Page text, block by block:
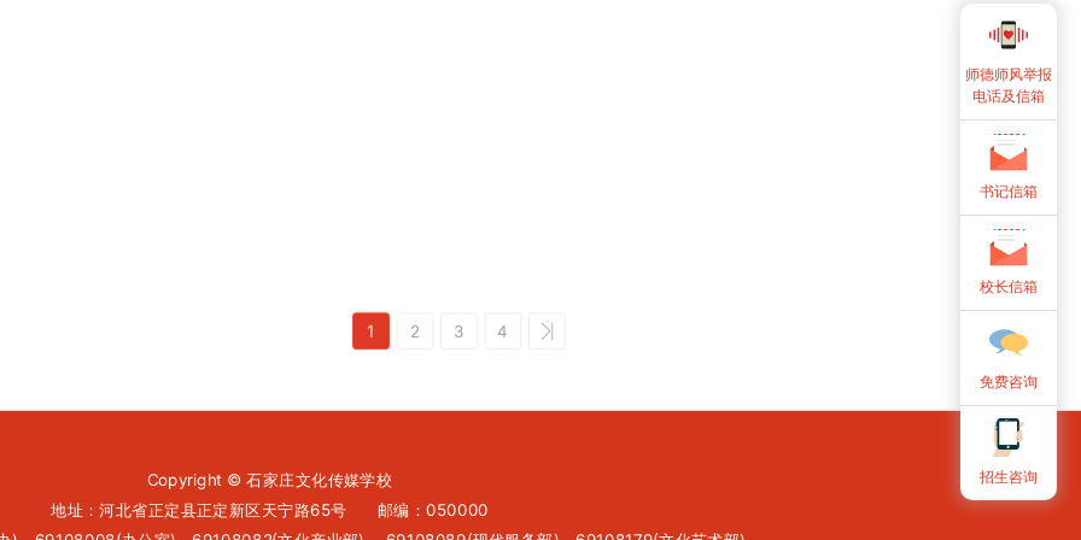
1 2 3 4
Copyright © 石家庄文化传媒学校
地址：河北省正定县正定新区天宁路65号 邮编：050000
师德师风举报
电话及信箱
书记信箱
校长信箱
免费咨询
招生咨询